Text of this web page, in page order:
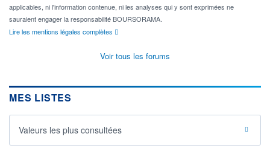
applicables, ni l'information contenue, ni les analyses qui y sont exprimées ne
sauraient engager la responsabilité BOURSORAMA.
Lire les mentions légales complètes
Voir tous les forums
MES LISTES
Valeurs les plus consultées